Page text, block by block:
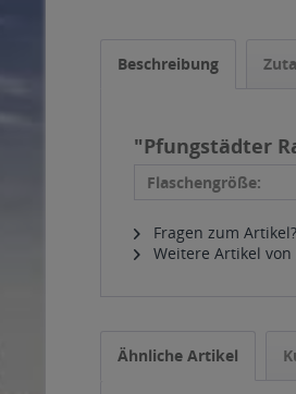
Beschreibung
"Pfungstädter
Flaschengröße:
Fragen zum Artikel?
Weitere Artikel
Ähnliche Artikel